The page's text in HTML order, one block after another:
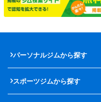
パーソナルジムから探す
スポーツジムから探す